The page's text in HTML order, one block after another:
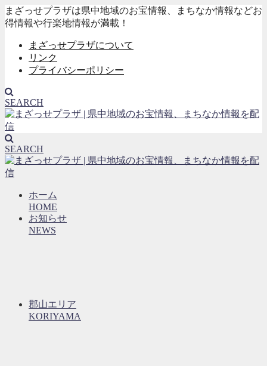
まざっせプラザは県中地域のお宝情報、まちなか情報などお
得情報や行楽地情報が満載！
まざっせプラザについて
リンク
プライバシーポリシー
SEARCH
SEARCH
ホーム
HOME
お知らせ
NEWS
郡山エリア
KORIYAMA